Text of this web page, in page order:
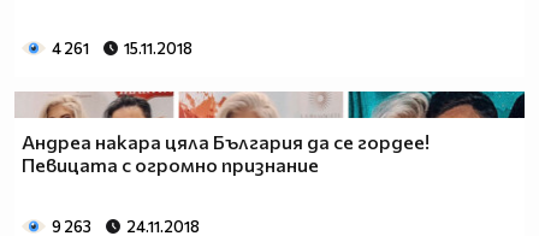
4 261 15.11.2018
Андреа накара цяла България да се гордее!
Певицата с огромно признание
9 263 24.11.2018